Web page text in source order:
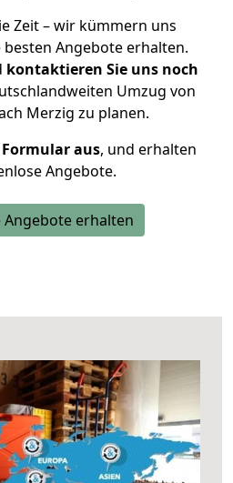
Zeit – wir kümmern uns
besten Angebote erhalten.
kontaktieren Sie uns noch
Umzug von
Merzig zu planen.
aus, und erhalten
Angebote.
Angebote erhalten